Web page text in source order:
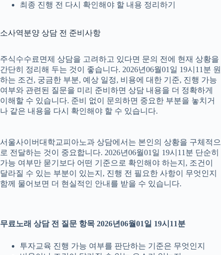
최종 진행 전 다시 확인해야 할 내용 정리하기
소사역분양 상담 전 준비사항
주식수수료면제 상담을 고려하고 있다면 문의 전에 현재 상황을
간단히 정리해 두는 것이 좋습니다. 2026년06월01일 19시11분 원
하는 조건, 궁금한 부분, 예상 일정, 비용에 대한 기준, 진행 가능
여부와 관련된 질문을 미리 준비하면 상담 내용을 더 정확하게
이해할 수 있습니다. 준비 없이 문의하면 중요한 부분을 놓치거
나 같은 내용을 다시 확인해야 할 수 있습니다.
서울사이버대학교피아노과 상담에서는 본인의 상황을 구체적으
로 전달하는 것이 중요합니다. 2026년06월01일 19시11분 단순히
가능 여부만 묻기보다 어떤 기준으로 확인해야 하는지, 조건이
달라질 수 있는 부분이 있는지, 진행 전 필요한 사항이 무엇인지
함께 물어보면 더 현실적인 안내를 받을 수 있습니다.
무료노래 상담 전 질문 항목 2026년06월01일 19시11분
투자교육 진행 가능 여부를 판단하는 기준은 무엇인지